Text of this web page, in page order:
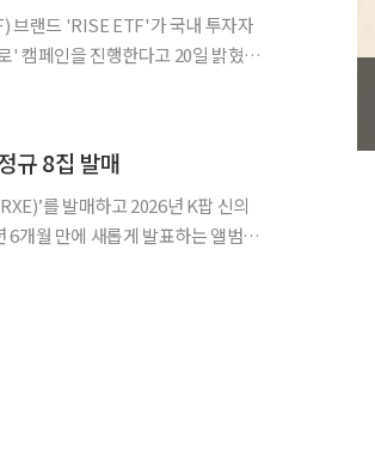
브랜드 'RISE ETF'가 국내 투자자
' 캠페인을 진행한다고 20일 밝혔다.
규 8집 발매
를 발매하고 2026년 K팝 신의